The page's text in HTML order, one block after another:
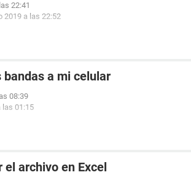
22:41
2019 a las 22:52
bandas a mi celular
08:39
las 01:15
el archivo en Excel